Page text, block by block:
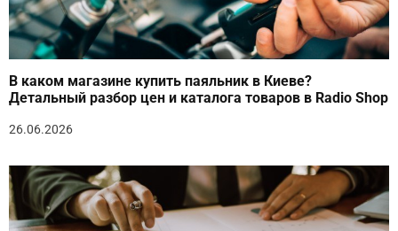
В каком магазине купить паяльник в Киеве?
Детальный разбор цен и каталога товаров в Radio Shop
26.06.2026